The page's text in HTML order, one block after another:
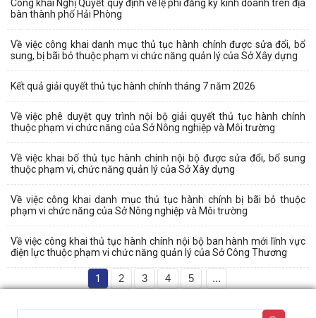
Công khai Nghị Quyết quy định về lệ phí đăng ký kinh doanh trên địa
bàn thành phố Hải Phòng
Về việc công khai danh mục thủ tục hành chính được sửa đổi, bổ
sung, bị bãi bỏ thuộc phạm vi chức năng quản lý của Sở Xây dựng
Kết quả giải quyết thủ tục hành chính tháng 7 năm 2026
Về việc phê duyệt quy trình nội bộ giải quyết thủ tục hành chính
thuộc phạm vi chức năng của Sở Nông nghiệp và Môi trường
Về việc khai bố thủ tục hành chính nội bộ được sửa đổi, bổ sung
thuộc phạm vi, chức năng quản lý của Sở Xây dựng
Về việc công khai danh mục thủ tục hành chính bị bãi bỏ thuộc
phạm vi chức năng của Sở Nông nghiệp và Môi trường
Về việc công khai thủ tục hành chính nội bộ ban hành mới lĩnh vực
điện lực thuộc phạm vi chức năng quản lý của Sở Công Thương
1 2 3 4 5 ...